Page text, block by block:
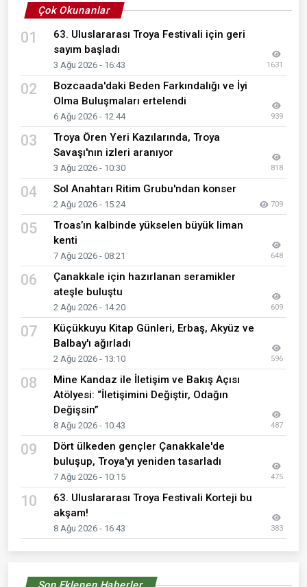
Çok Okunanlar
01
63. Uluslararası Troya Festivali için geri
sayım başladı
3 Ağu 2026 - 16:43 1631
02
Bozcaada'daki Beden Farkındalığı ve İyi
Olma Buluşmaları ertelendi
6 Ağu 2026 - 12:44 939
03
Troya Ören Yeri Kazılarında, Troya
Savaşı'nın izleri aranıyor
3 Ağu 2026 - 10:30 818
04 Sol Anahtarı Ritim Grubu'ndan konser
2 Ağu 2026 - 15:24 709
05
Troas’ın kalbinde yükselen büyük liman
kenti
7 Ağu 2026 - 08:21 648
06
Çanakkale için hazırlanan seramikler
ateşle buluştu
2 Ağu 2026 - 14:20 609
07
Küçükkuyu Kitap Günleri, Erbaş, Akyüz ve
Balbay'ı ağırladı
2 Ağu 2026 - 13:10 596
08
Mine Kandaz ile İletişim ve Bakış Açısı
Atölyesi: “İletişimini Değiştir, Odağın
Değişsin”
8 Ağu 2026 - 10:43 487
09
Dört ülkeden gençler Çanakkale'de
buluşup, Troya'yı yeniden tasarladı
7 Ağu 2026 - 10:15 475
10
63. Uluslararası Troya Festivali Korteji bu
akşam!
8 Ağu 2026 - 16:43 383